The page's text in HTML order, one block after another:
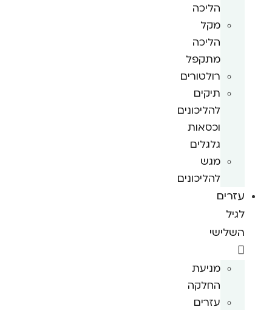
הליכה
מקל
הליכה
מתקפל
רולטורים
תיקים
להליכונים
וכסאות
גלגלים
מגש
להליכונים
עזרים
לגיל
השלישי
מניעת
החלקה
עזרים